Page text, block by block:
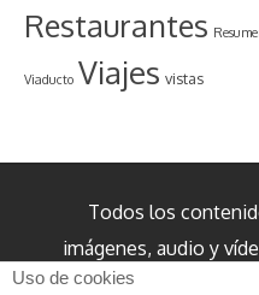
Restaurantes
Viaducto Viajes vistas
Todos los
imágenes, audio y
internacional Creative
Uso de cookies